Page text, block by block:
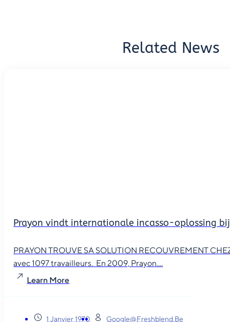
Related News
Prayon vindt internationale incasso-oplossing
PRAYON TROUVE SA SOLUTION RECOUVREMENT
avec 1097 travailleurs. En 2009, Prayon....
Learn More
1 Janvier 1970 Google@freshblend.be